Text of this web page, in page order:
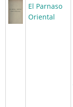
El Parnaso
Oriental